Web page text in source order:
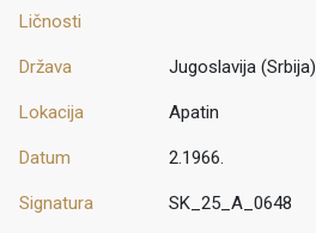
Ličnosti
Država Jugoslavija (Srbija)
Lokacija Apatin
Datum 2.1966.
Signatura SK_25_A_0648